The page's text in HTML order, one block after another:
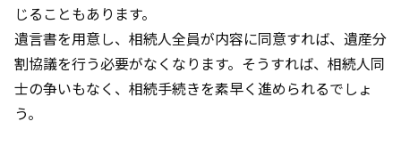
じることもあります。
遺言書を用意し、相続人全員が内容に同意すれば、遺産分
割協議を行う必要がなくなります。そうすれば、相続人同
士の争いもなく、相続手続きを素早く進められるでしょ
う。